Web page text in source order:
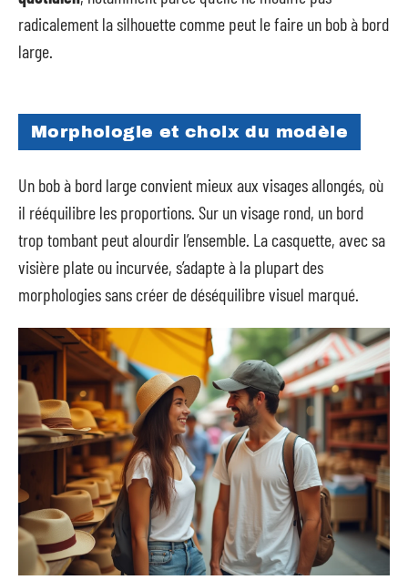
radicalement la silhouette comme peut le faire un bob à bord
large.
Morphologie et choix du modèle
Un bob à bord large convient mieux aux visages allongés, où
il rééquilibre les proportions. Sur un visage rond, un bord
trop tombant peut alourdir l’ensemble. La casquette, avec sa
visière plate ou incurvée, s’adapte à la plupart des
morphologies sans créer de déséquilibre visuel marqué.